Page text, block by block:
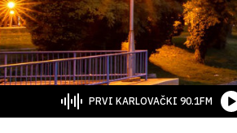
PRVI KARLOVAČKI 90.1FM